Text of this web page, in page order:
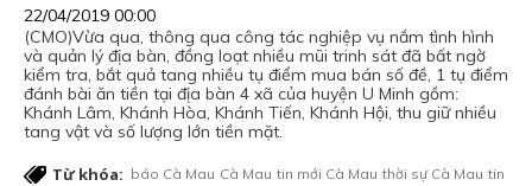
22/04/2019 00:00
(CMO)Vừa qua, thông qua công tác nghiệp vụ nắm tình hình
và quản lý địa bàn, đồng loạt nhiều mũi trinh sát đã bất ngờ
kiểm tra, bắt quả tang nhiều tụ điểm mua bán số đề, 1 tụ điểm
đánh bài ăn tiền tại địa bàn 4 xã của huyện U Minh gồm:
Khánh Lâm, Khánh Hòa, Khánh Tiến, Khánh Hội, thu giữ nhiều
tang vật và số lượng lớn tiền mặt.
Từ khóa: báo Cà Mau Cà Mau tin mới Cà Mau thời sự Cà Mau tin